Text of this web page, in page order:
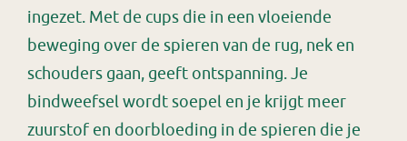
ingezet. Met de cups die in een vloeiende
beweging over de spieren van de rug, nek en
schouders gaan, geeft ontspanning. Je
bindweefsel wordt soepel en je krijgt meer
zuurstof en doorbloeding in de spieren die je